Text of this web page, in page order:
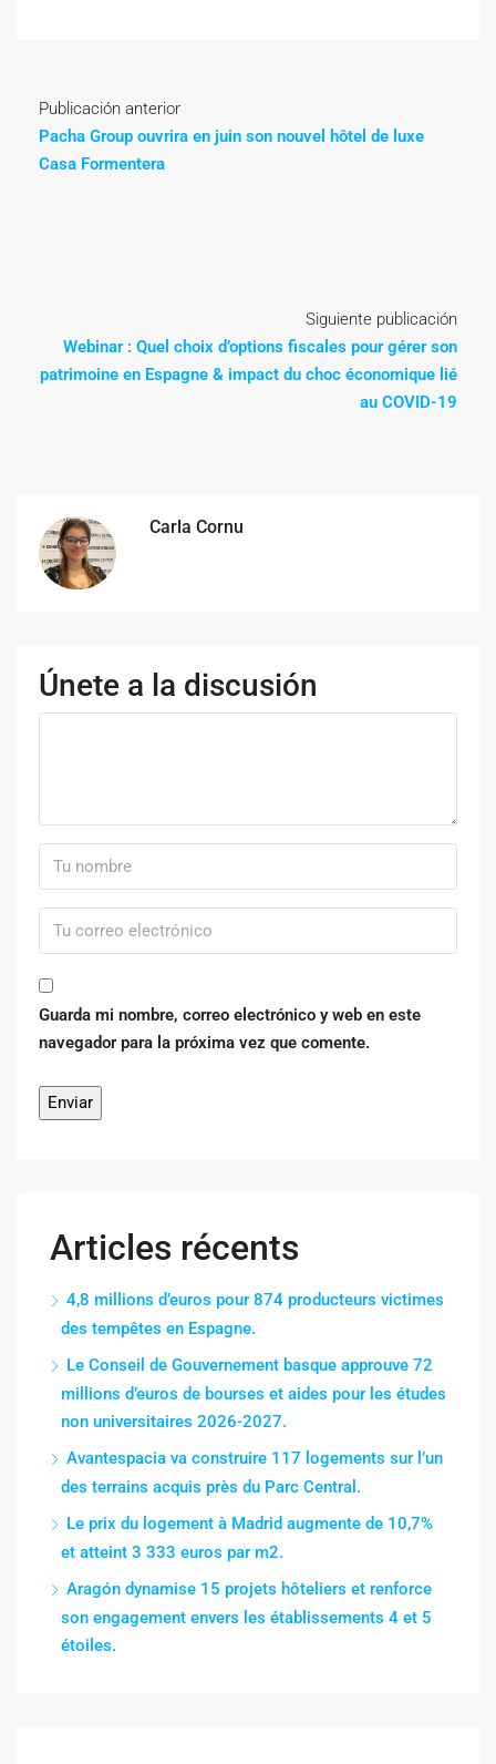
Publicación anterior
Pacha Group ouvrira en juin son nouvel hôtel de luxe
Casa Formentera
Siguiente publicación
Webinar : Quel choix d’options fiscales pour gérer son
patrimoine en Espagne & impact du choc économique lié
au COVID-19
Carla Cornu
Únete a la discusión
Guarda mi nombre, correo electrónico y web en este
navegador para la próxima vez que comente.
Articles récents
4,8 millions d’euros pour 874 producteurs victimes
des tempêtes en Espagne.
Le Conseil de Gouvernement basque approuve 72
millions d’euros de bourses et aides pour les études
non universitaires 2026-2027.
Avantespacia va construire 117 logements sur l’un
des terrains acquis près du Parc Central.
Le prix du logement à Madrid augmente de 10,7%
et atteint 3 333 euros par m2.
Aragón dynamise 15 projets hôteliers et renforce
son engagement envers les établissements 4 et 5
étoiles.